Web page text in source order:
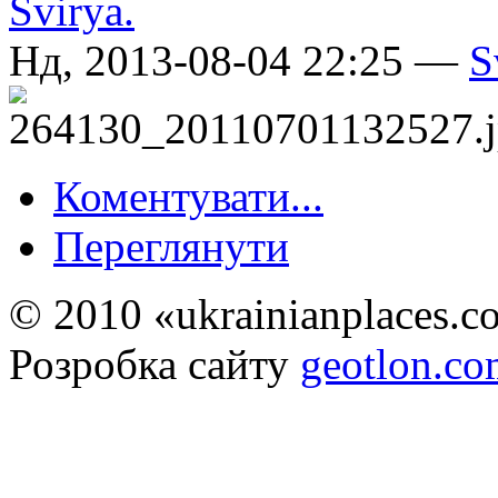
Нд, 2013-08-04 22:25 —
Коментувати...
Переглянути
© 2010
Розробка сайту